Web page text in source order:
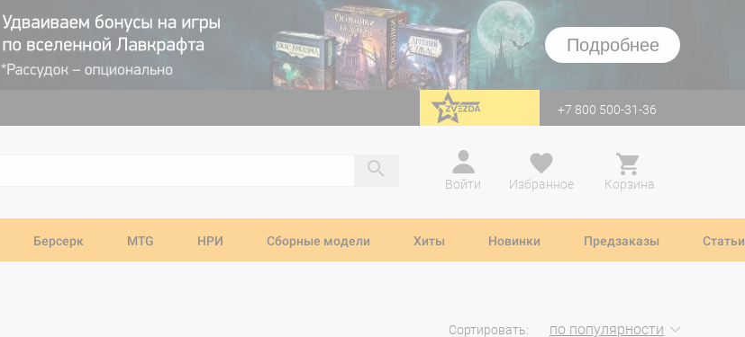
Подробнее
перейти на Zvezda +7 800 500-31-36
Войти
Избранное Корзина
Берсерк MTG НРИ Сборные модели Хиты Новинки Предзаказы Статьи
Сортировать: по популярности